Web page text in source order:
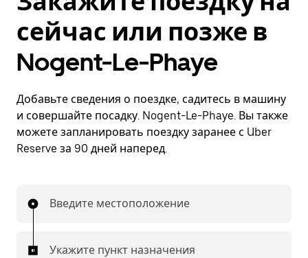
сейчас или позже в
Nogent-Le-Phaye
Добавьте сведения о поездке, садитесь в машину
и совершайте посадку. Nogent-Le-Phaye. Вы также
можете запланировать поездку заранее с Uber
Reserve за 90 дней наперед.
Введите местоположение
Укажите пункт назначения